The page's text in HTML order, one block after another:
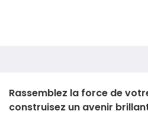
Rassemblez la force de
construisez un avenir